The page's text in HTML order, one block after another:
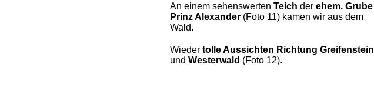
An einem sehenswertenTeichderehem. Grube
Prinz Alexander (Foto 11) kamen wir aus dem
Wald.
Wiedertolle Aussichten Richtung Greifenstein
und Westerwald (Foto 12).